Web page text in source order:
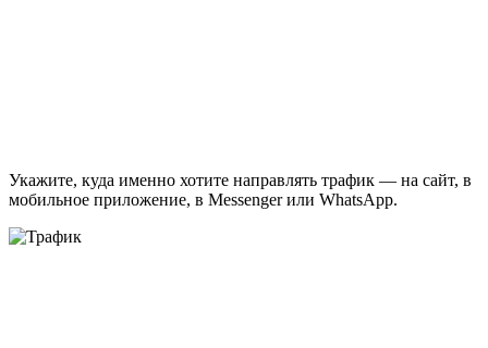
Укажите, куда именно хотите направлять трафик — на сайт, в
мобильное приложение, в Messenger или WhatsApp.